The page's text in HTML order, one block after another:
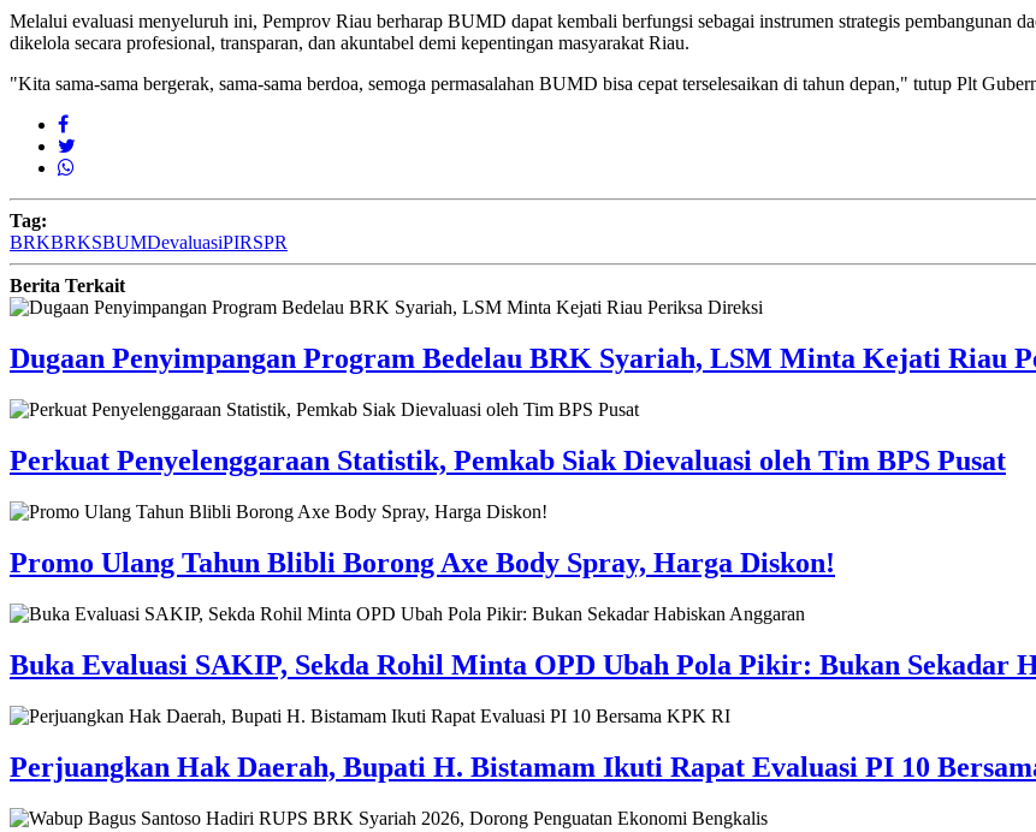
Melalui evaluasi menyeluruh ini, Pemprov Riau berharap BUMD dapat kembali berfungsi sebagai instrumen strategis pembangunan
dikelola secara profesional, transparan, dan akuntabel demi kepentingan masyarakat Riau.
"Kita sama-sama bergerak, sama-sama berdoa, semoga permasalahan BUMD bisa cepat terselesaikan di tahun depan," tutup Plt
Tag:
BRKBRKSBUMDevaluasiPIRSPR
Berita Terkait
Dugaan Penyimpangan Program Bedelau BRK Syariah, LSM Minta Kejati Riau
Perkuat Penyelenggaraan Statistik, Pemkab Siak Dievaluasi oleh Tim BPS Pusat
Promo Ulang Tahun Blibli Borong Axe Body Spray, Harga Diskon!
Buka Evaluasi SAKIP, Sekda Rohil Minta OPD Ubah Pola Pikir: Bukan Sekadar
Perjuangkan Hak Daerah, Bupati H. Bistamam Ikuti Rapat Evaluasi PI 10